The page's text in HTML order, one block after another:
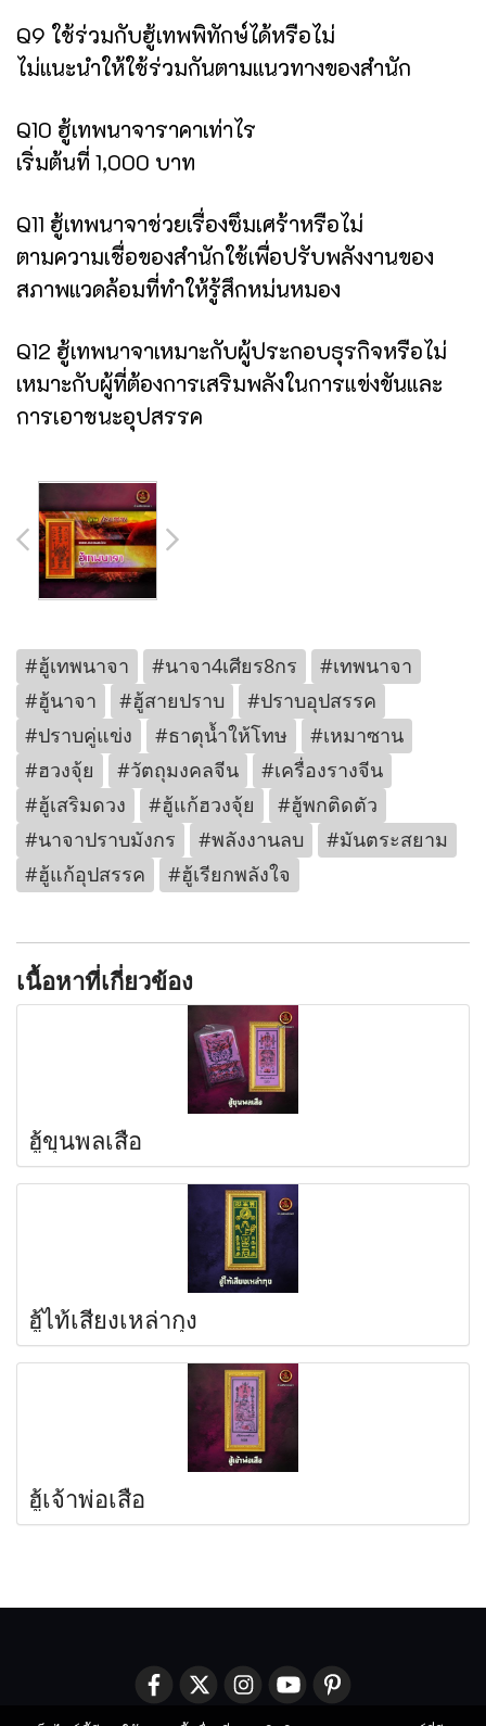
Q9 ใช้ร่วมกับฮู้เทพพิทักษ์ได้หรือไม่
ไม่แนะนำให้ใช้ร่วมกันตามแนวทางของสำนัก
Q10 ฮู้เทพนาจาราคาเท่าไร
เริ่มต้นที่ 1,000 บาท
Q11 ฮู้เทพนาจาช่วยเรื่องซึมเศร้าหรือไม่
ตามความเชื่อของสำนักใช้เพื่อปรับพลังงานของ
สภาพแวดล้อมที่ทำให้รู้สึกหม่นหมอง
Q12 ฮู้เทพนาจาเหมาะกับผู้ประกอบธุรกิจหรือไม่
เหมาะกับผู้ที่ต้องการเสริมพลังในการแข่งขันและ
การเอาชนะอุปสรรค
#ฮู้เทพนาจา #นาจา4เศียร8กร
#เทพนาจา
#ฮู้นาจา
#ฮู้สายปราบ
#ปราบอุปสรรค
#ปราบคู่แข่ง
#ธาตุน้ำให้โทษ
#เหมาซาน
#ฮวงจุ้ย
#วัตถุมงคลจีน
#เครื่องรางจีน
#ฮู้เสริมดวง
#ฮู้แก้ฮวงจุ้ย
#ฮู้พกติดตัว
#นาจาปราบมังกร
#พลังงานลบ
#มันตระสยาม
#ฮู้แก้อุปสรรค
#ฮู้เรียกพลังใจ
เนื้อหาที่เกี่ยวข้อง
ฮู้ขุนพลเสือ
ฮู้ไท้เสียงเหล่ากุง
ฮู้เจ้าพ่อเสือ